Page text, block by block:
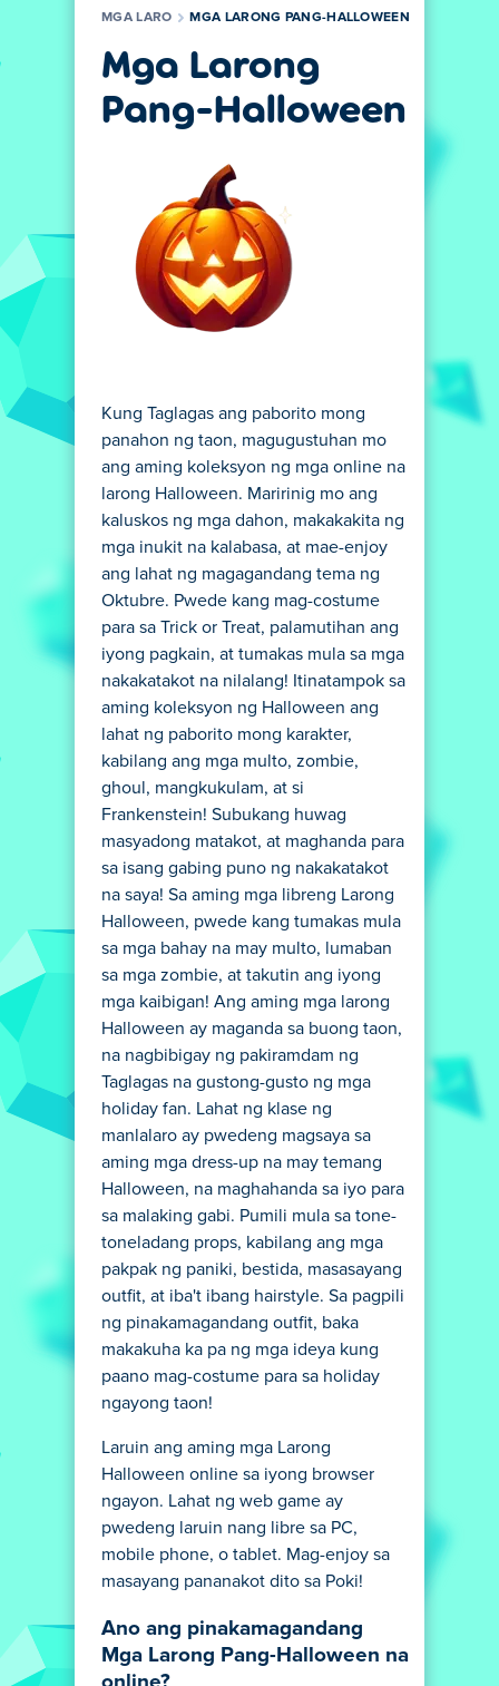
MGA LARO MGA LARONG PANG-HALLOWEEN
Mga Larong
Pang-Halloween
Kung Taglagas ang paborito mong
panahon ng taon, magugustuhan mo
ang aming koleksyon ng mga online na
larong Halloween. Maririnig mo ang
kaluskos ng mga dahon, makakakita ng
mga inukit na kalabasa, at mae-enjoy
ang lahat ng magagandang tema ng
Oktubre. Pwede kang mag-costume
para sa Trick or Treat, palamutihan ang
iyong pagkain, at tumakas mula sa mga
nakakatakot na nilalang! Itinatampok sa
aming koleksyon ng Halloween ang
lahat ng paborito mong karakter,
kabilang ang mga multo, zombie,
ghoul, mangkukulam, at si
Frankenstein! Subukang huwag
masyadong matakot, at maghanda para
sa isang gabing puno ng nakakatakot
na saya! Sa aming mga libreng Larong
Halloween, pwede kang tumakas mula
sa mga bahay na may multo, lumaban
sa mga zombie, at takutin ang iyong
mga kaibigan! Ang aming mga larong
Halloween ay maganda sa buong taon,
na nagbibigay ng pakiramdam ng
Taglagas na gustong-gusto ng mga
holiday fan. Lahat ng klase ng
manlalaro ay pwedeng magsaya sa
aming mga dress-up na may temang
Halloween, na maghahanda sa iyo para
sa malaking gabi. Pumili mula sa tone-
toneladang props, kabilang ang mga
pakpak ng paniki, bestida, masasayang
outfit, at iba't ibang hairstyle. Sa pagpili
ng pinakamagandang outfit, baka
makakuha ka pa ng mga ideya kung
paano mag-costume para sa holiday
ngayong taon!
Laruin ang aming mga Larong
Halloween online sa iyong browser
ngayon. Lahat ng web game ay
pwedeng laruin nang libre sa PC,
mobile phone, o tablet. Mag-enjoy sa
masayang pananakot dito sa Poki!
Ano ang pinakamagandang
Mga Larong Pang-Halloween na